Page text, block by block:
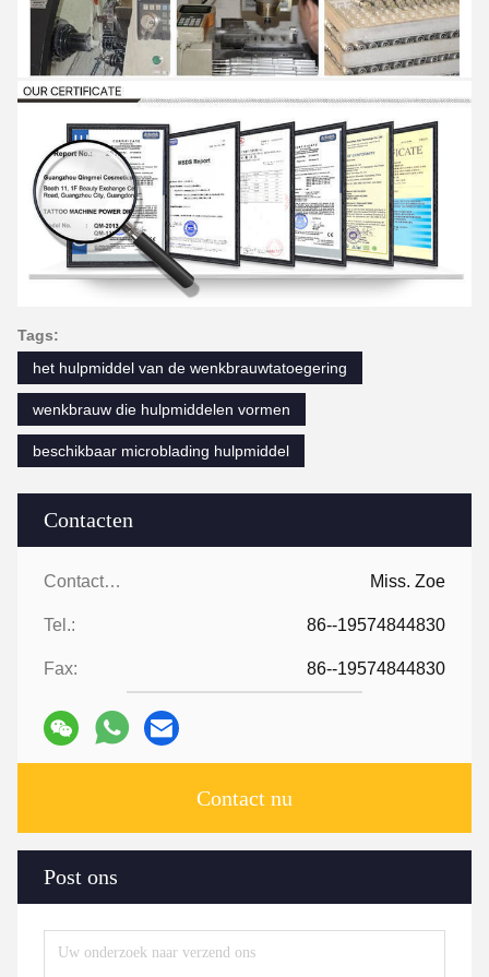
Contacten
Contacten: Miss. Zoe
Tel.: 86--19574844830
Fax: 86--19574844830
Contact nu
Post ons
Tags:
het hulpmiddel van de wenkbrauwtatoegering
wenkbrauw die hulpmiddelen vormen
beschikbaar microblading hulpmiddel